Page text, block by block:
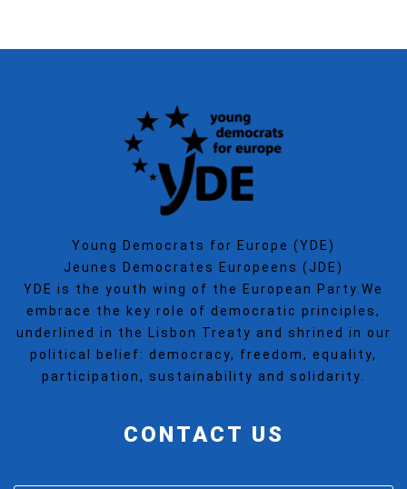
Young Democrats for Europe (YDE)
Jeunes Democrates Europeens (JDE)
YDE is the youth wing of the European Party.We
embrace the key role of democratic principles,
underlined in the Lisbon Treaty and shrined in our
political belief: democracy, freedom, equality,
participation, sustainability and solidarity.
CONTACT US